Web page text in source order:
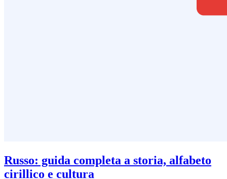
Russo: guida completa a storia, alfabeto
cirillico e cultura